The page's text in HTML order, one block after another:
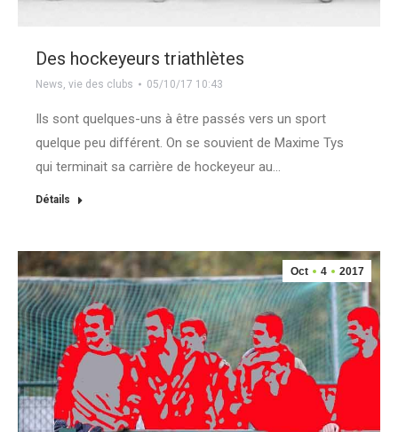
Des hockeyeurs triathlètes
News vie des clubs 05/10/17 10:43
Ils sont quelques-uns à être passés vers un sport
quelque peu différent. On se souvient de Maxime Tys
qui terminait sa carrière de hockeyeur au…
Détails
Oct 4 2017